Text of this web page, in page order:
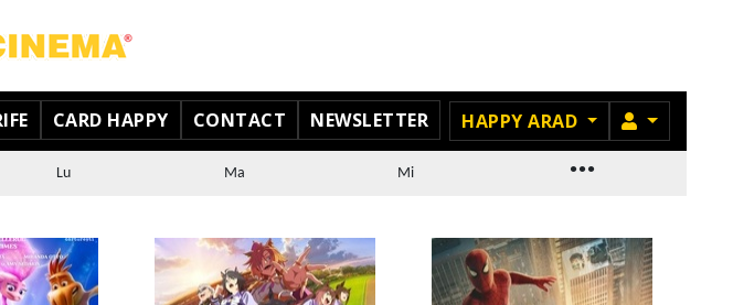
CARD HAPPY CONTACT NEWSLETTER HAPPY ARAD MEMBRU
Lu Ma Mi ...